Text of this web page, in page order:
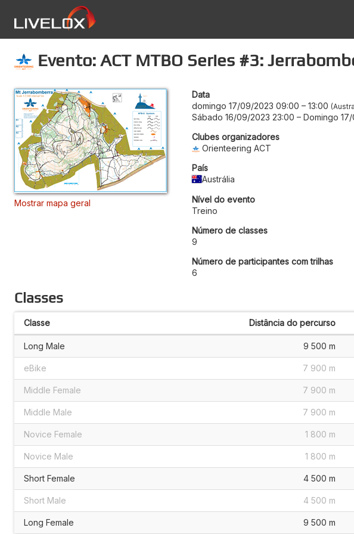
Evento: ACT MTBO Series #3:
Mostrar mapa geral
Data
domingo 17/09/2023 09:00 – 13:00
Sábado 16/09/2023 23:00 – Domingo
Clubes organizadores
Orienteering ACT
País
Austrália
Nível do evento
Treino
Número de classes
9
Número de participantes com trilhas
6
Classes
Classe Distância do percurso
Long Male 9 500 m
eBike 7 900 m
Middle Female 7 900 m
Middle Male 7 900 m
Novice Female 1 800 m
Novice Male 1 800 m
Short Female 4 500 m
Short Male 4 500 m
Long Female 9 500 m